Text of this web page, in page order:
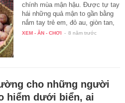
chính mùa mận hậu. Được tự tay
hái những quả mận to gần bằng
nắm tay trẻ em, đỏ au, giòn tan,
…
XEM - ĂN - CHƠI - 8 năm trước
cho những người
hiểm dưới biển, ai